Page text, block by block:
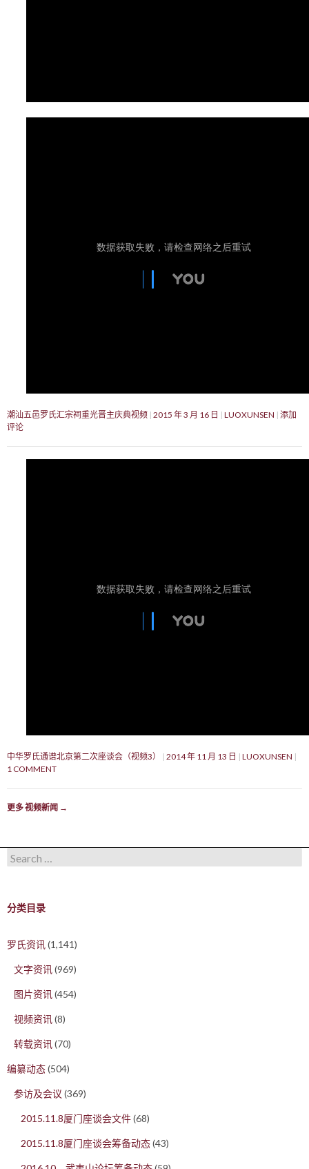
潮汕五邑罗氏汇宗祠重光晋主庆典视频 2015 年 3 月 16 日 LUOXUNSEN 添加
评论
中华罗氏通谱北京第二次座谈会（视频3） 2014 年 11 月 13 日
LUOXUNSEN
1 COMMENT
更多 视频新闻 →
Search for:
分类目录
罗氏资讯(1,141)
文字资讯(969)
图片资讯(454)
视频资讯(8)
转载资讯(70)
编纂动态(504)
参访及会议 (369)
2015.11.8厦门座谈会文件(68)
2015.11.8厦门座谈会筹备动态(43)